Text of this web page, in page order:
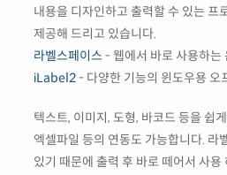
내용을 디자인하고 출력할 수 있는 프
제공해 드리고 있습니다.
라벨스페이스 - 웹에서 바로 사용하는
iLabel2- 다양한 기능의 윈도우용 오
텍스트, 이미지, 도형, 바코드 등을 쉽
엑셀파일 등의 연동도 가능합니다. 라
있기 때문에 출력 후 바로 떼어서 사용